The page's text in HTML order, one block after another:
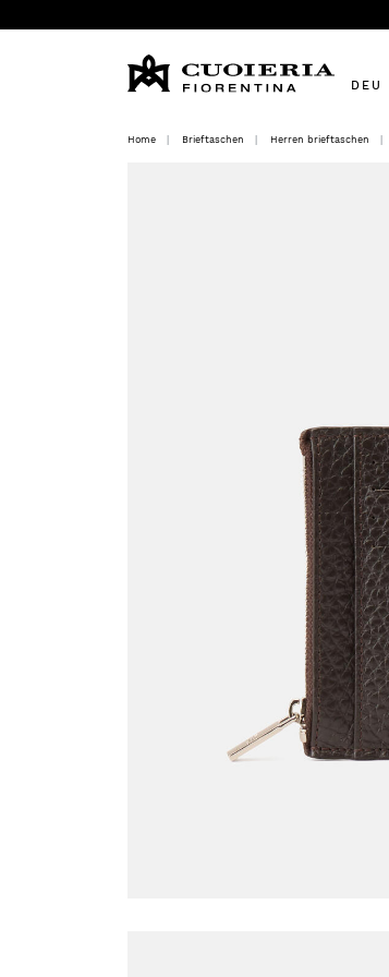
DEU
Home Brieftaschen Herren brieftaschen